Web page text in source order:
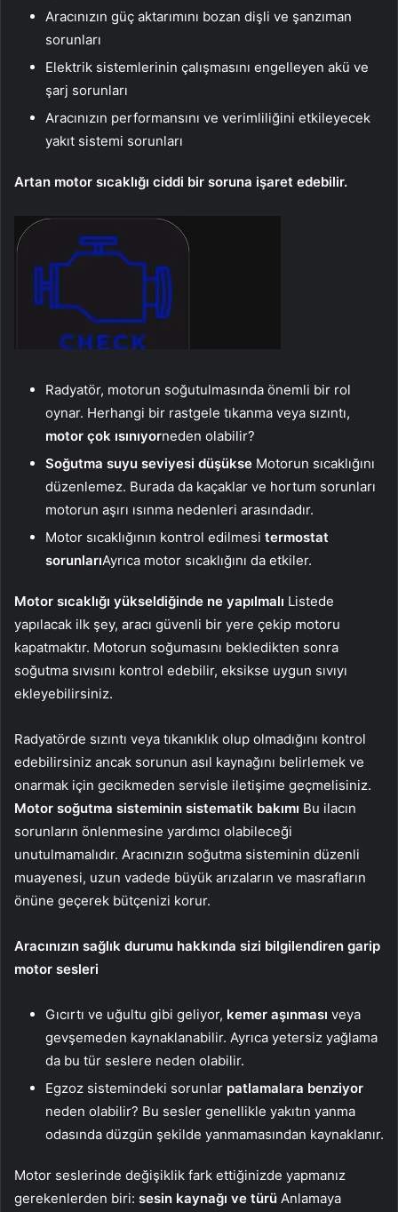
Aracınızın güç aktarımını bozan dişli ve şanzıman
sorunları
Elektrik sistemlerinin çalışmasını engelleyen akü ve
şarj sorunları
Aracınızın performansını ve verimliliğini etkileyecek
yakıt sistemi sorunları
Artan motor sıcaklığı ciddi bir soruna işaret edebilir.
Radyatör, motorun soğutulmasında önemli bir rol
oynar. Herhangi bir rastgele tıkanma veya sızıntı,
motor çok ısınıyorneden olabilir?
Soğutma suyu seviyesi düşükse Motorun sıcaklığını
düzenlemez. Burada da kaçaklar ve hortum sorunları
motorun aşırı ısınma nedenleri arasındadır.
Motor sıcaklığının kontrol edilmesi termostat
sorunlarıAyrıca motor sıcaklığını da etkiler.
Motor sıcaklığı yükseldiğinde ne yapılmalı Listede
yapılacak ilk şey, aracı güvenli bir yere çekip motoru
kapatmaktır. Motorun soğumasını bekledikten sonra
soğutma sıvısını kontrol edebilir, eksikse uygun sıvıyı
ekleyebilirsiniz.
Radyatörde sızıntı veya tıkanıklık olup olmadığını kontrol
edebilirsiniz ancak sorunun asıl kaynağını belirlemek ve
onarmak için gecikmeden servisle iletişime geçmelisiniz.
Motor soğutma sisteminin sistematik bakımı Bu ilacın
sorunların önlenmesine yardımcı olabileceği
unutulmamalıdır. Aracınızın soğutma sisteminin düzenli
muayenesi, uzun vadede büyük arızaların ve masrafların
önüne geçerek bütçenizi korur.
Aracınızın sağlık durumu hakkında sizi bilgilendiren garip
motor sesleri
Gıcırtı ve uğultu gibi geliyor, kemer aşınması veya
gevşemeden kaynaklanabilir. Ayrıca yetersiz yağlama
da bu tür seslere neden olabilir.
Egzoz sistemindeki sorunlar patlamalara benziyor
neden olabilir? Bu sesler genellikle yakıtın yanma
odasında düzgün şekilde yanmamasından kaynaklanır.
Motor seslerinde değişiklik fark ettiğinizde yapmanız
gerekenlerden biri: sesin kaynağı ve türü Anlamaya